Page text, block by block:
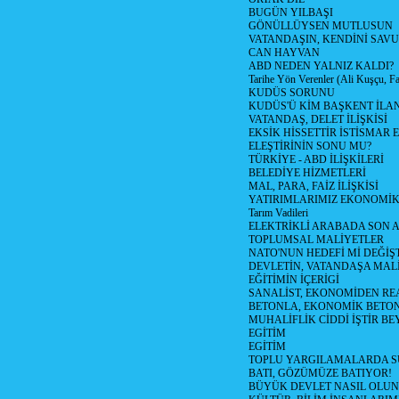
BUGÜN YILBAŞI
GÖNÜLLÜYSEN MUTLUSUN
VATANDAŞIN, KENDİNİ
CAN HAYVAN
ABD NEDEN YALNIZ KALDI?
Tarihe Yön Verenler (Ali Kuşçu,
KUDÜS SORUNU
KUDÜS'Ü KİM BAŞKENT
VATANDAŞ, DELET İLİŞKİSİ
EKSİK HİSSETTİR İSTİSMAR
ELEŞTİRİNİN SONU MU?
TÜRKİYE - ABD İLİŞKİLERİ
BELEDİYE HİZMETLERİ
MAL, PARA, FAİZ İLİŞKİSİ
YATIRIMLARIMIZ
Tarım Vadileri
ELEKTRİKLİ ARABADA SON
TOPLUMSAL MALİYETLER
NATO'NUN HEDEFİ Mİ
DEVLETİN, VATANDAŞA
EĞİTİMİN İÇERİGİ
SANALİST, EKONOMİDEN
BETONLA, EKONOMİK
MUHALİFLİK CİDDİ İŞTİR
EGİTİM
EGİTİM
TOPLU YARGILAMALARDA
BATI, GÖZÜMÜZE BATIYOR!
BÜYÜK DEVLET NASIL